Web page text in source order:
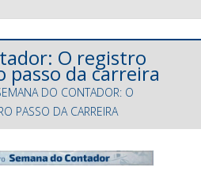
O registro
da carreira
DO CONTADOR: O
PASSO DA CARREIRA